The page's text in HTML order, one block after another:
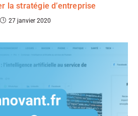
la stratégie d’entreprise
27 janvier 2020